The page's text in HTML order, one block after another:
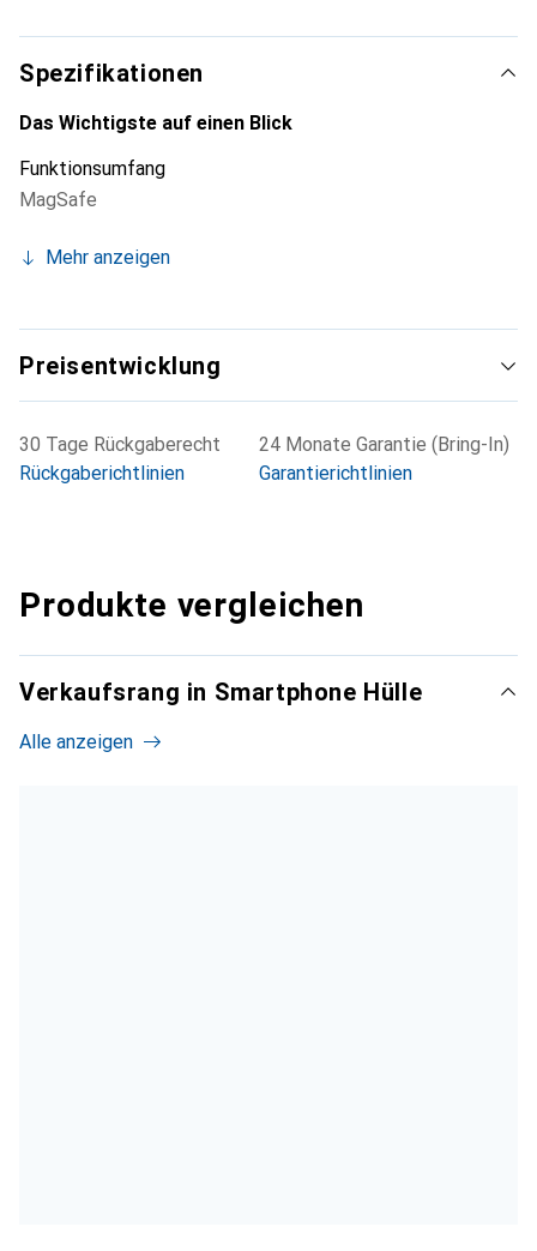
die Marke Noreve eine sichere Wahl für eine
anspruchsvolle Kundschaft.
Spezifikationen
Das Wichtigste auf einen Blick
Funktionsumfang
MagSafe
Mehr anzeigen
Preisentwicklung
30 Tage Rückgaberecht
Rückgaberichtlinien
24 Monate Garantie (Bring-In)
Garantierichtlinien
Produkte vergleichen
Verkaufsrang in Smartphone Hülle
Alle anzeigen